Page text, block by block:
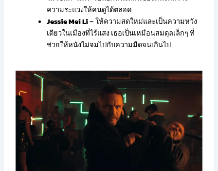
ความระแวงให้คนดูได้ตลอด
Jessie Mei Li– ให้ความสดใหม่และเป็นความหวัง
เดียวในเมืองที่ไร้แสง เธอเป็นเหมือนสมดุลเล็กๆ ที่
ช่วยให้หนังไม่จมไปกับความมืดจนเกินไป